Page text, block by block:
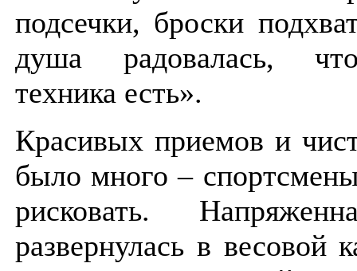
подсечки, броски
душа радовалась,
техника есть».
Красивых приемов и
было много –
рисковать.
развернулась в весовой